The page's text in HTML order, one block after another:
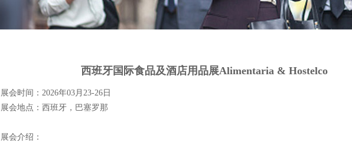
西班牙国际食品及酒店用品展Alimentaria & Hostelco
展会时间：2026年03月23-26日
展会地点：西班牙，巴塞罗那
展会介绍：